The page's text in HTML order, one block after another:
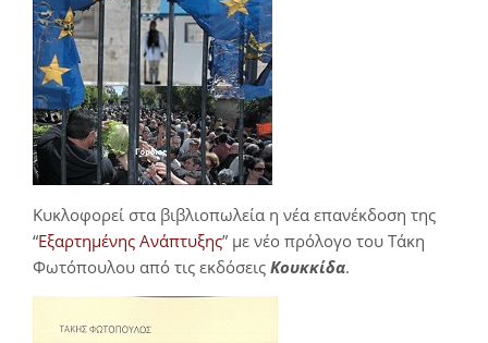
Κυκλοφορεί στα βιβλιοπωλεία η νέα επανέκδοση της
“Εξαρτημένης Ανάπτυξης” με νέο πρόλογο του Τάκη
Φωτόπουλου από τις εκδόσεις Κουκκίδα.